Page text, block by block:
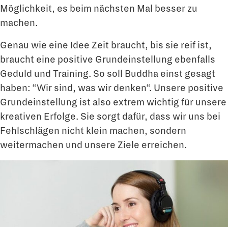
Möglichkeit, es beim nächsten Mal besser zu
machen.
Genau wie eine Idee Zeit braucht, bis sie reif ist,
braucht eine positive Grundeinstellung ebenfalls
Geduld und Training. So soll Buddha einst gesagt
haben: “Wir sind, was wir denken“. Unsere positive
Grundeinstellung ist also extrem wichtig für unsere
kreativen Erfolge. Sie sorgt dafür, dass wir uns bei
Fehlschlägen nicht klein machen, sondern
weitermachen und unsere Ziele erreichen.